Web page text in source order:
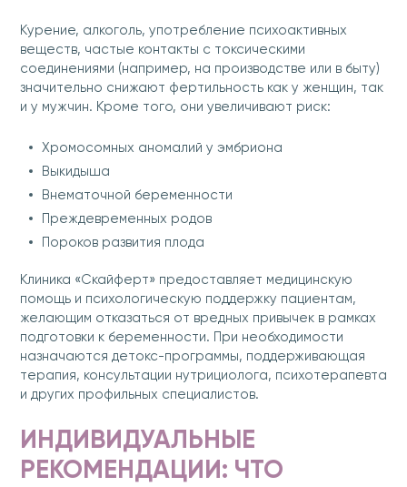
Курение, алкоголь, употребление психоактивных
веществ, частые контакты с токсическими
соединениями (например, на производстве или в быту)
значительно снижают фертильность как у женщин, так
и у мужчин. Кроме того, они увеличивают риск:
Хромосомных аномалий у эмбриона
Выкидыша
Внематочной беременности
Преждевременных родов
Пороков развития плода
Клиника «Скайферт» предоставляет медицинскую
помощь и психологическую поддержку пациентам,
желающим отказаться от вредных привычек в рамках
подготовки к беременности. При необходимости
назначаются детокс-программы, поддерживающая
терапия, консультации нутрициолога, психотерапевта
и других профильных специалистов.
ИНДИВИДУАЛЬНЫЕ
РЕКОМЕНДАЦИИ: ЧТО